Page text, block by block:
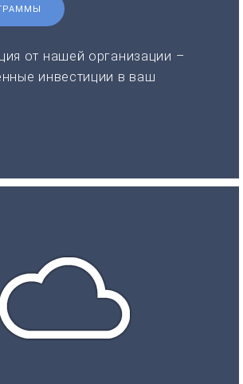
от нашей организации –
инвестиции в ваш